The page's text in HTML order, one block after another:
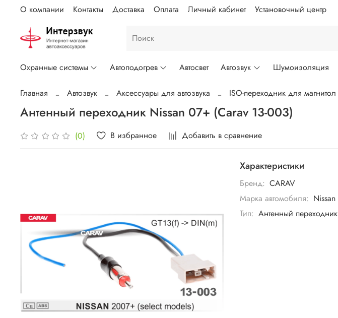
О компании Контакты Доставка Оплата Личный кабинет Установочный центр
Охранные системы Автоподогрев Автосвет Автозвук Шумоизоляция
Главная Автозвук Аксессуары для автозвука ISO-переходник для магнитол
Антенный переходник Nissan 07+ (Carav 13-003)
(0) В избранное Добавить в сравнение
Характеристики
Бренд: CARAV
Марка автомобиля: Nissan
Тип: Антенный переходник